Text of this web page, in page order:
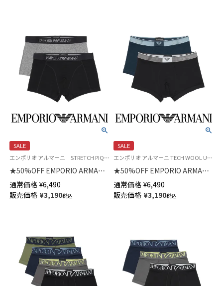
SALE
エンポリオ アルマーニ STRETCH PIQUET Underwear 公式オンラインショップ 紳士 ブランド アンダーウェア
★50%OFF EMPORIO ARMANI
ストレッチピケ ボクサーパンツ
前閉じ EUサイズ メンズ
54095319
通常価格 ¥6,490
販売価格 ¥3,190税込
SALE
エンポリオ アルマーニ TECH WOOL Underwear 公式オンラインショップ 紳士 ブランド アンダーウェア
★50%OFF EMPORIO ARMANI
テックウール ボクサーパンツ
前閉じ EUサイズ メンズ
54095269
通常価格 ¥6,490
販売価格 ¥3,190税込